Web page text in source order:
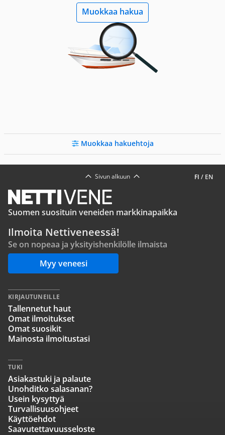
Muokkaa hakua
Muokkaa hakuehtoja
FI / EN
Sivun alkuun
Suomen suosituin veneiden markkinapaikka
Ilmoita Nettiveneessä!
Se on nopeaa ja yksityishenkilölle ilmaista
Myy veneesi
KIRJAUTUNEILLE
Tallennetut haut
Omat ilmoitukset
Omat suosikit
Mainosta ilmoitustasi
TUKI
Asiakastuki ja palaute
Unohditko salasanan?
Usein kysyttyä
Turvallisuusohjeet
Käyttöehdot
Saavutettavuusseloste